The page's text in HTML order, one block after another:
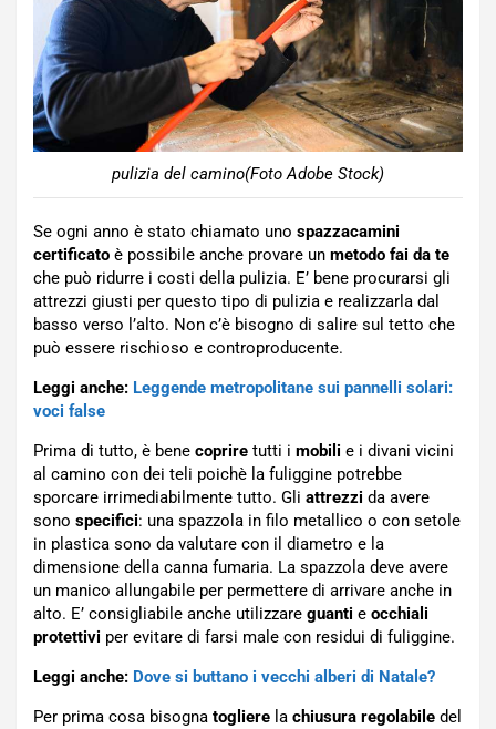
pulizia del camino(Foto Adobe Stock)
Se ogni anno è stato chiamato uno spazzacamini
certificato è possibile anche provare un metodo fai da te
che può ridurre i costi della pulizia. E’ bene procurarsi gli
attrezzi giusti per questo tipo di pulizia e realizzarla dal
basso verso l’alto. Non c’è bisogno di salire sul tetto che
può essere rischioso e controproducente.
Leggi anche: Leggende metropolitane sui pannelli solari:
voci false
Prima di tutto, è bene coprire tutti i mobili e i divani vicini
al camino con dei teli poichè la fuliggine potrebbe
sporcare irrimediabilmente tutto. Gli attrezzi da avere
sono specifici: una spazzola in filo metallico o con setole
in plastica sono da valutare con il diametro e la
dimensione della canna fumaria. La spazzola deve avere
un manico allungabile per permettere di arrivare anche in
alto. E’ consigliabile anche utilizzare guanti e occhiali
protettivi per evitare di farsi male con residui di fuliggine.
Leggi anche: Dove si buttano i vecchi alberi di Natale?
Per prima cosa bisogna togliere la chiusura regolabile del